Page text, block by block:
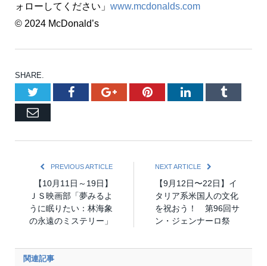
ォローしてください」 www.mcdonalds.com
© 2024 McDonald’s
SHARE.
TwitterFacebookGoogle+PinterestLinkedInTumblr
Email
PREVIOUS ARTICLE
【10月11日～19日】
ＪＳ映画部「夢みるよ
うに眠りたい：林海象
の永遠のミステリー」
NEXT ARTICLE
【9月12日〜22日】イ
タリア系米国人の文化
を祝おう！ 第96回サ
ン・ジェンナーロ祭
関連記事